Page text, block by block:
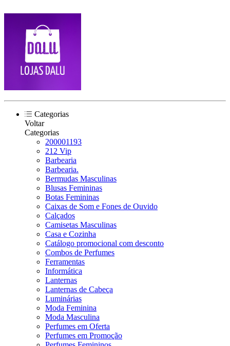
Categorias
Voltar
Categorias
200001193
212 Vip
Barbearia
Barbearia.
Bermudas Masculinas
Blusas Femininas
Botas Femininas
Caixas de Som e Fones de Ouvido
Calçados
Camisetas Masculinas
Casa e Cozinha
Catálogo promocional com desconto
Combos de Perfumes
Ferramentas
Informática
Lanternas
Lanternas de Cabeça
Luminárias
Moda Feminina
Moda Masculina
Perfumes em Oferta
Perfumes em Promoção